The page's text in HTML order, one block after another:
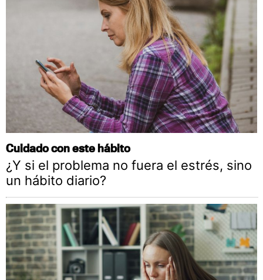
Cuidado con este hábito
¿Y si el problema no fuera el estrés, sino
un hábito diario?